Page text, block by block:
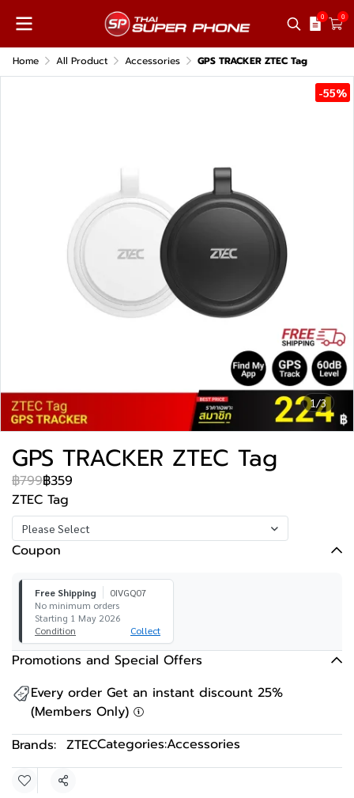
0 0
Home All Product Accessories GPS TRACKER ZTEC Tag
1/3
-55%
GPS TRACKER ZTEC Tag
฿799฿359
ZTEC Tag
Please Select
Coupon
Free Shipping
0IVGQ07
No minimum orders
Starting 1 May 2026
Condition
Collect
Promotions and Special Offers
Every order Get an instant discount 25%
(Members Only)
Brands: ZTECCategories:Accessories
Share